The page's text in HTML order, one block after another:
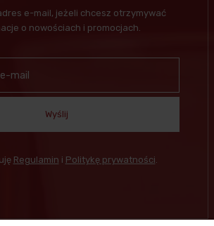
e-mail, jeżeli chcesz otrzymywać
o nowościach i promocjach.
Wyślij
Regulamin i Politykę prywatności.